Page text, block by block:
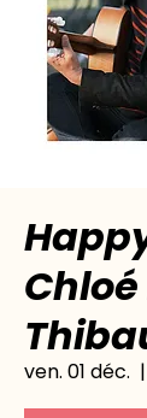
ven. 01 déc.
  |